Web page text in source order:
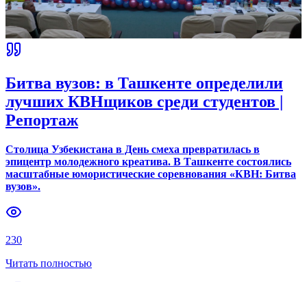
Битва вузов: в Ташкенте определили
лучших КВНщиков среди студентов |
Репортаж
Столица Узбекистана в День смеха превратилась в
эпицентр молодежного креатива. В Ташкенте состоялись
масштабные юмористические соревнования «КВН: Битва
вузов».
230
Читать полностью